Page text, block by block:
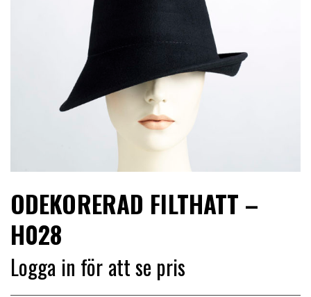
ODEKORERAD FILTHATT –
H028
Logga in för att se pris